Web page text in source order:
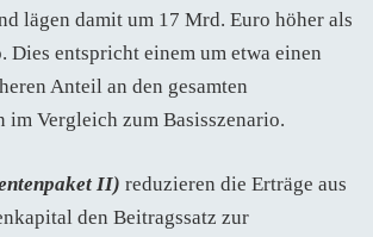
lägen damit um 17 Mrd. Euro höher als
Dies entspricht einem um etwa einen
Anteil an den gesamten
im Vergleich zum Basisszenario.
II) reduzieren die Erträge aus
den Beitragssatz zur